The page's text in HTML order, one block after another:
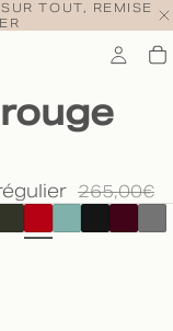
TOUT, REMISE
265,00€